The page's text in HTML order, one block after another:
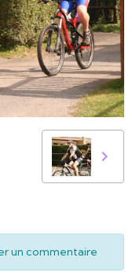
un commentaire